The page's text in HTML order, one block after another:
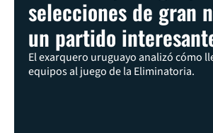
selecciones de gran
un partido
El exarquero uruguayo analizó cómo
equipos al juego de la Eliminatoria.